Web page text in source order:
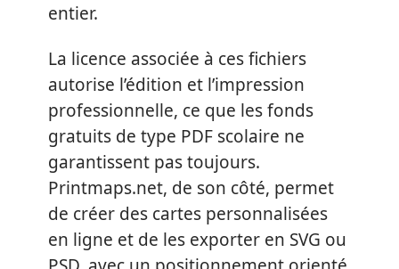
entier.
La licence associée à ces fichiers
autorise l’édition et l’impression
professionnelle, ce que les fonds
gratuits de type PDF scolaire ne
garantissent pas toujours.
Printmaps.net, de son côté, permet
de créer des cartes personnalisées
en ligne et de les exporter en SVG ou